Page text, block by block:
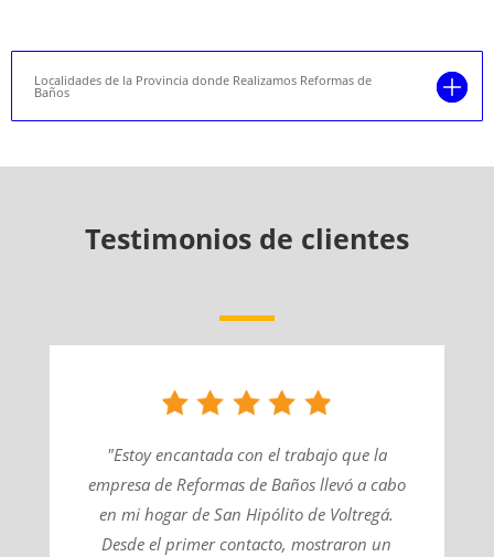
Localidades de la Provincia donde Realizamos Reformas de
Baños
Testimonios de clientes
"Estoy encantada con el trabajo que la
empresa de Reformas de Baños llevó a cabo
en mi hogar de San Hipólito de Voltregá.
Desde el primer contacto, mostraron un